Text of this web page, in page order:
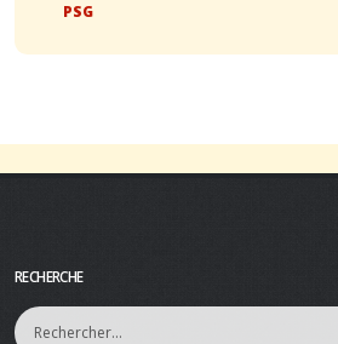
PSG
RECHERCHE